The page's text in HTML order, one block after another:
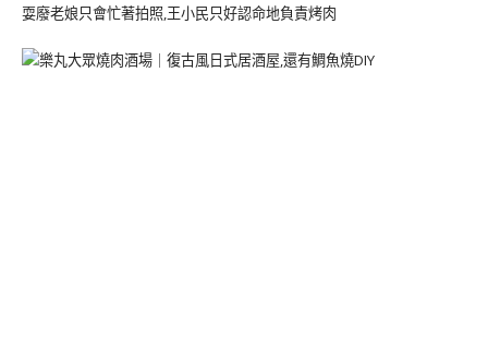
耍廢老娘只會忙著拍照,王小民只好認命地負責烤肉